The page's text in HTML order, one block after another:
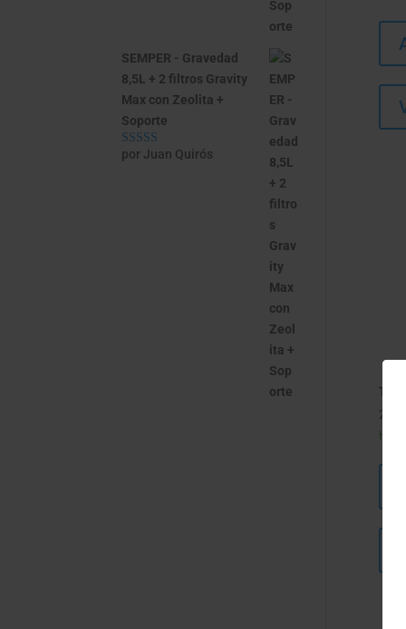
Hay
SEMPER - Gravedad
8,5L + 2 filtros Gravity
Max con Zeolita +
Soporte
Valorado con
por Juan Quirós